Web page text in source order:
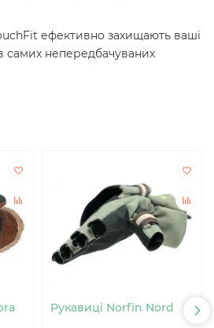
ефективно захищають ваші
самих непередбачуваних
Рукавиці Norfin Nord